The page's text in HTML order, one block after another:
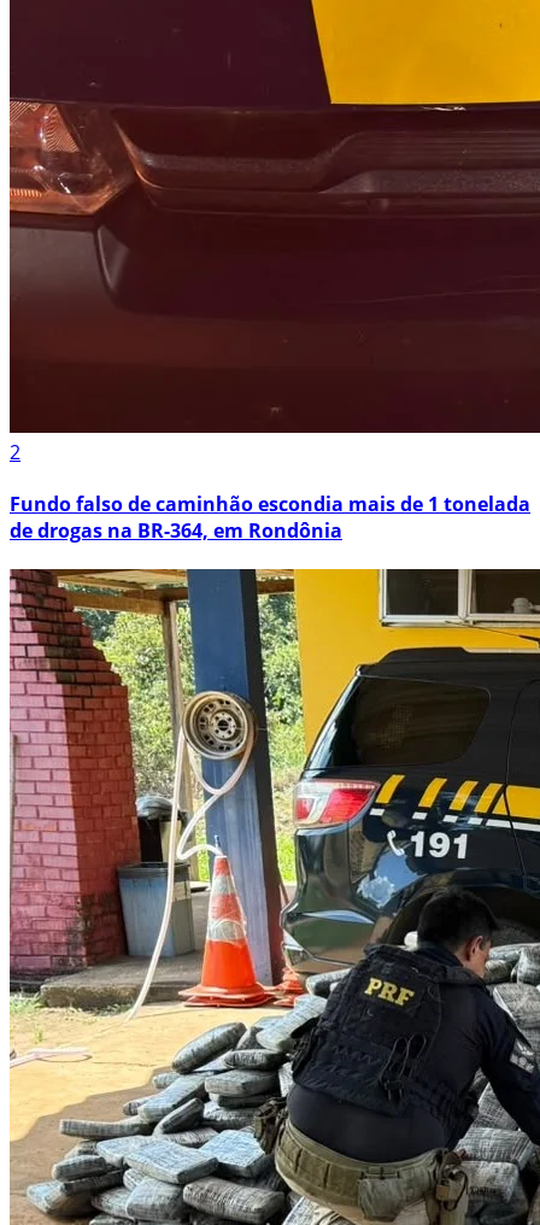
2
Fundo falso de caminhão escondia mais de 1 tonelada
de drogas na BR-364, em Rondônia